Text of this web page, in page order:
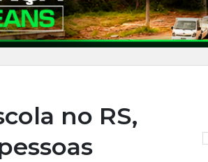
no RS,